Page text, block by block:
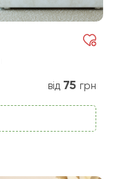
від 75 грн